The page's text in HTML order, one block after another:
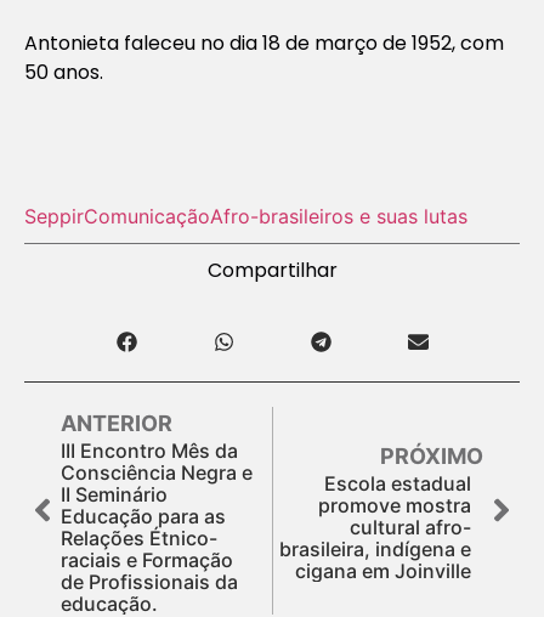
Antonieta faleceu no dia 18 de março de 1952, com
50 anos.
SeppirComunicaçãoAfro-brasileiros e suas lutas
Compartilhar
ANTERIOR
III Encontro Mês da
Consciência Negra e
II Seminário
Educação para as
Relações Étnico-
raciais e Formação
de Profissionais da
educação.
PRÓXIMO
Escola estadual
promove mostra
cultural afro-
brasileira, indígena e
cigana em Joinville